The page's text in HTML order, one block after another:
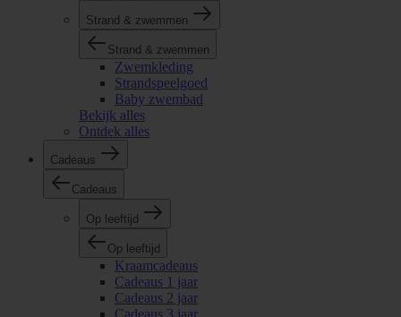
Strand & zwemmen
Strand & zwemmen
Zwemkleding
Strandspeelgoed
Baby zwembad
Bekijk alles
Ontdek alles
Cadeaus
Cadeaus
Op leeftijd
Op leeftijd
Kraamcadeaus
Cadeaus 1 jaar
Cadeaus 2 jaar
Cadeaus 3 jaar